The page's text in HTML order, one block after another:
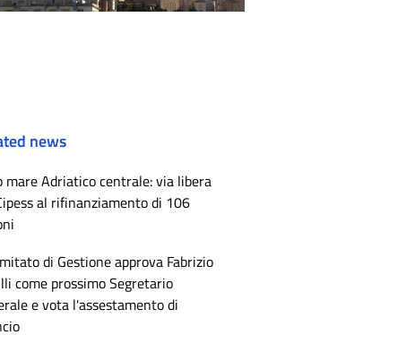
news
mare Adriatico centrale: via libera
al rifinanziamento di 106
di Gestione approva Fabrizio
come prossimo Segretario
e vota l'assestamento di